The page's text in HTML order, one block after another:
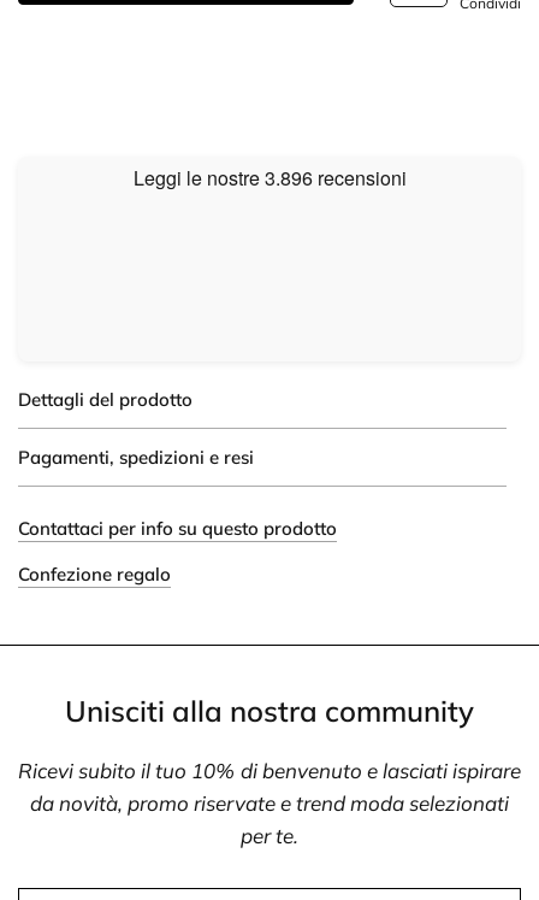
Dettagli del prodotto
Pagamenti, spedizioni e resi
Contattaci per info su questo prodotto
Confezione regalo
Unisciti alla nostra community
Ricevi subito il tuo 10% di benvenuto e lasciati ispirare
da novità, promo riservate e trend moda selezionati
per te.